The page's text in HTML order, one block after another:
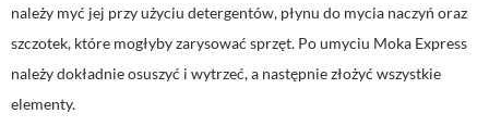
należy myć jej przy użyciu detergentów, płynu do mycia naczyń oraz
szczotek, które mogłyby zarysować sprzęt. Po umyciu Moka Express
należy dokładnie osuszyć i wytrzeć, a następnie złożyć wszystkie
elementy.